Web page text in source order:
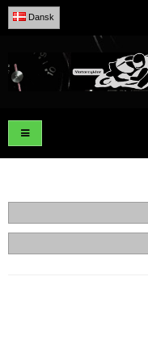
Dansk